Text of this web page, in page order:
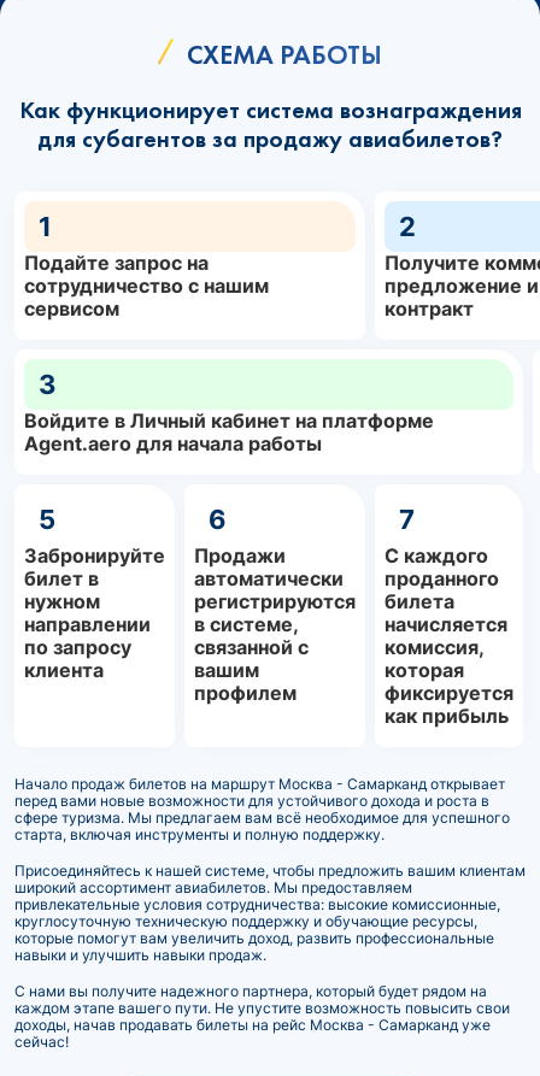
СХЕМА РАБОТЫ
Как функционирует система вознаграждения
для субагентов за продажу авиабилетов?
1
Подайте запрос на
сотрудничество с нашим
сервисом
2
Получите
предложение
контракт
3
Войдите в Личный кабинет на платформе
Agent.aero для начала работы
5
Забронируйте
билет в
нужном
направлении
по запросу
клиента
6
Продажи
автоматически
регистрируются
в системе,
связанной с
вашим
профилем
7
С каждого
проданного
билета
начисляется
комиссия,
которая
фиксируется
как прибыль
Начало продаж билетов на маршрут Москва - Самарканд открывает
перед вами новые возможности для устойчивого дохода и роста в
сфере туризма. Мы предлагаем вам всё необходимое для успешного
старта, включая инструменты и полную поддержку.
Присоединяйтесь к нашей системе, чтобы предложить вашим клиентам
широкий ассортимент авиабилетов. Мы предоставляем
привлекательные условия сотрудничества: высокие комиссионные,
круглосуточную техническую поддержку и обучающие ресурсы,
которые помогут вам увеличить доход, развить профессиональные
навыки и улучшить навыки продаж.
С нами вы получите надежного партнера, который будет рядом на
каждом этапе вашего пути. Не упустите возможность повысить свои
доходы, начав продавать билеты на рейс Москва - Самарканд уже
сейчас!